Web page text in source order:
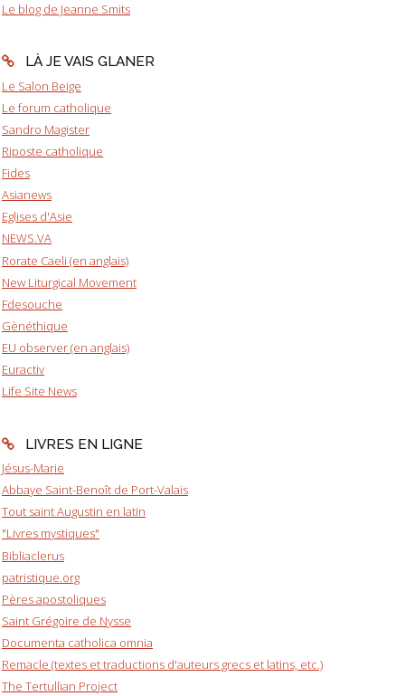
Le blog de Jeanne Smits
LÀ JE VAIS GLANER
Le Salon Beige
Le forum catholique
Sandro Magister
Riposte catholique
Fides
Asianews
Eglises d'Asie
NEWS.VA
Rorate Caeli (en anglais)
New Liturgical Movement
Fdesouche
Gènéthique
EU observer (en anglais)
Euractiv
Life Site News
LIVRES EN LIGNE
Jésus-Marie
Abbaye Saint-Benoît de Port-Valais
Tout saint Augustin en latin
"Livres mystiques"
Bibliaclerus
patristique.org
Pères apostoliques
Saint Grégoire de Nysse
Documenta catholica omnia
Remacle (textes et traductions d'auteurs grecs et latins, etc.)
The Tertullian Project